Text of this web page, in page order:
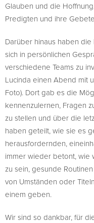
Glauben und die
Predigten und ihre
Darüber hinaus haben
sich in persönlichen
verschiedene Teams zu
Lucinda einen Abend mit
Foto). Dort gab es die
kennenzulernen, Fragen
zu stellen und über die
haben geteilt, wie sie es
herausfordernden,
immer wieder betont, wie
zu sein, gesunde
von Umständen oder
einem geben.
Wir sind so dankbar, für